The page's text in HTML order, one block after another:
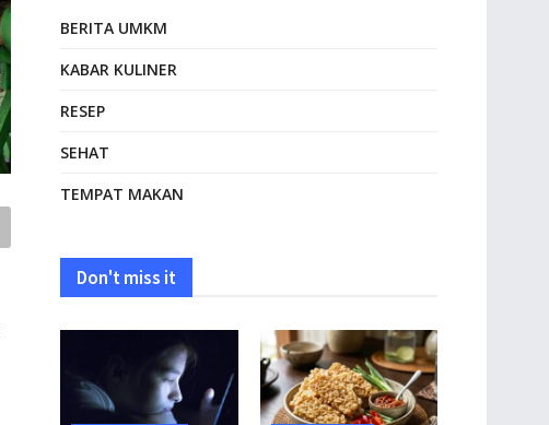
BERITA UMKM
KABAR KULINER
RESEP
SEHAT
TEMPAT MAKAN
Don't miss it